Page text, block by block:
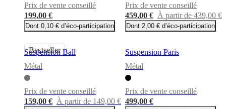
d'expositionPiècesSéjoursSalles
mangerChambres Aménagements
espacesBureauxBoConcept
Helena
ChristensenInspiration
Contact
livraisonEntretien
Prix de vente conseillé
199,00 €
Dont 0,10 € d’éco-participation
Prix de vente conseillé
459,00 € À partir de 439,00 €
Dont 2,00 € d’éco-participation
Bestseller
Suspension Ball
Métal
Prix de vente conseillé
159,00 € À partir de 149,00 €
Suspension Paris
Métal
Prix de vente conseillé
499,00 €